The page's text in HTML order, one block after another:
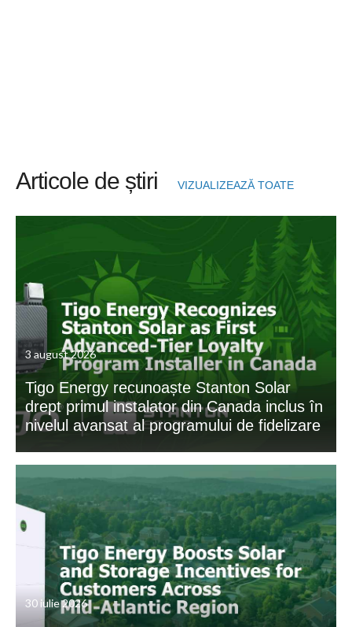
Articole de știri VIZUALIZEAZĂ TOATE
3 august 2026
Tigo Energy recunoaște Stanton Solar
drept primul instalator din Canada inclus în
nivelul avansat al programului de fidelizare
30 iulie 2026